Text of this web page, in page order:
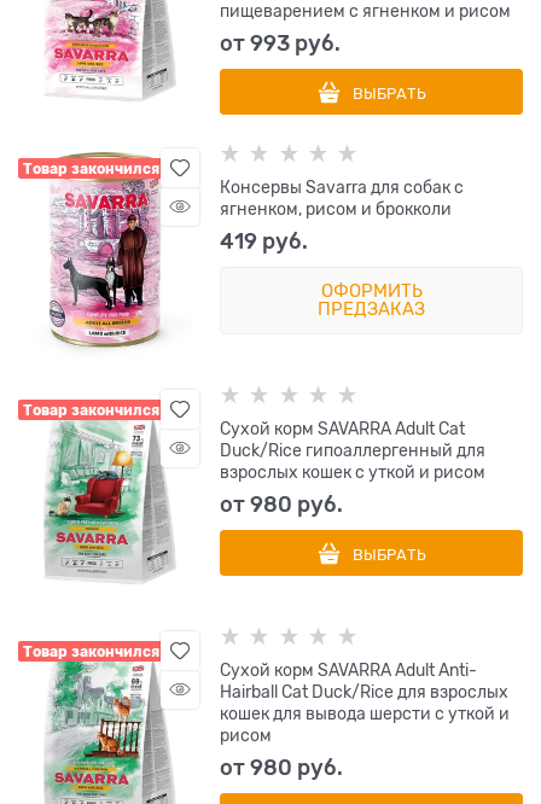
пищеварением с ягненком и рисом
от993 руб.
ВЫБРАТЬ
Товар закончился
Консервы Savarra для собак с
ягненком, рисом и брокколи
419 руб.
ОФОРМИТЬ
ПРЕДЗАКАЗ
Товар закончился
Сухой корм SAVARRA Adult Cat
Duck/Rice гипоаллергенный для
взрослых кошек с уткой и рисом
от980 руб.
ВЫБРАТЬ
Товар закончился
Сухой корм SAVARRA Adult Anti-
Hairball Cat Duck/Rice для взрослых
кошек для вывода шерсти с уткой и
рисом
от980 руб.